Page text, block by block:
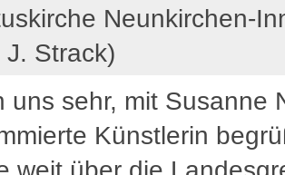
Neunkirchen-
Strack)
uns sehr, mit Susanne
Künstlerin